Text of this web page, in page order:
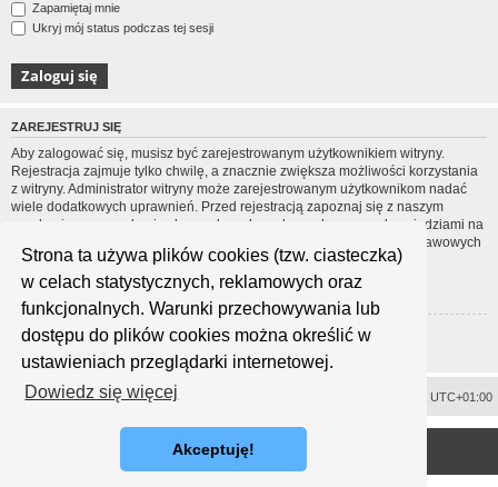
Strona ta używa plików cookies (tzw. ciasteczka)
w celach statystycznych, reklamowych oraz
funkcjonalnych. Warunki przechowywania lub
dostępu do plików cookies można określić w
ustawieniach przeglądarki internetowej.
Dowiedz się więcej
Akceptuję!
Zapamiętaj mnie
Ukryj mój status podczas tej sesji
ZAREJESTRUJ SIĘ
Aby zalogować się, musisz być zarejestrowanym użytkownikiem witryny.
Rejestracja zajmuje tylko chwilę, a znacznie zwiększa możliwości korzystania
z witryny. Administrator witryny może zarejestrowanym użytkownikom nadać
wiele dodatkowych uprawnień. Przed rejestracją zapoznaj się z naszym
regulaminem, zasadami ochrony danych osobowych oraz z odpowiedziami na
często zadawane pytania (FAQ), gdzie jest wyjaśnionych wiele podstawowych
zagadnień dotyczących funkcjonowania witryny.
Regulamin|Zasady ochrony danych osobowych
Zarejestruj się
UTC+01:00
® Forum Software © phpBB Limited
Polski pakiet językowy dostarczaphpBB.pl